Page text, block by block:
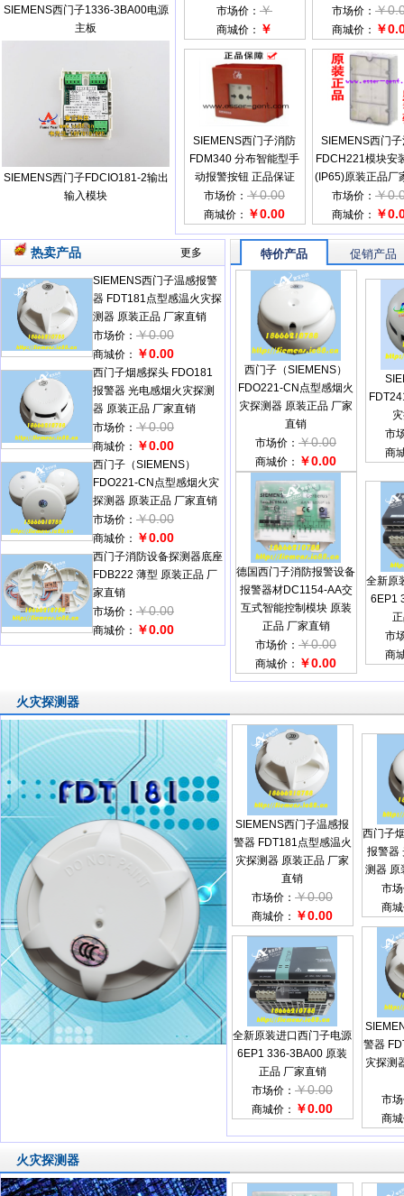
SIEMENS西门子1336-3BA00电源
主板
SIEMENS西门子FDCIO181-2输出
输入模块
市场价： ￥
商城价： ￥
市场价： ￥
商城价： ￥
SIEMENS西门子消防
FDM340 分布智能型手
动报警按钮 正品保证
市场价： ￥0.00
商城价： ￥0.00
SIEMENS西门
FDCH221模块安
(IP65)原装正品厂
市场价： ￥
商城价： ￥
热卖产品 更多
SIEMENS西门子温感报警
器 FDT181点型感温火灾探
测器 原装正品 厂家直销
市场价： ￥0.00
商城价： ￥0.00
西门子烟感探头 FDO181
报警器 光电感烟火灾探测
器 原装正品 厂家直销
市场价： ￥0.00
商城价： ￥0.00
西门子（SIEMENS）
FDO221-CN点型感烟火灾
探测器 原装正品 厂家直销
市场价： ￥0.00
商城价： ￥0.00
西门子消防设备探测器底座
FDB222 薄型 原装正品 厂
家直销
市场价： ￥0.00
商城价： ￥0.00
西门子（SIEMENS）
FDO221-CN点型感烟火
灾探测器 原装正品 厂家
直销
市场价： ￥0.00
商城价： ￥0.00
市
商
德国西门子消防报警设备
报警器材DC1154-AA交
互式智能控制模块 原装
正品 厂家直销
市场价： ￥0.00
商城价： ￥0.00
全新原
6EP1
市
商
火灾探测器
SIEMENS西门子温感报
警器 FDT181点型感温火
灾探测器 原装正品 厂家
直销
市场价： ￥0.00
商城价： ￥0.00
西门子
报警器
测器 原
市
商
全新原装进口西门子电源
6EP1 336-3BA00 原装
正品 厂家直销
市场价： ￥0.00
商城价： ￥0.00
警器
灾探测
市
商
火灾探测器